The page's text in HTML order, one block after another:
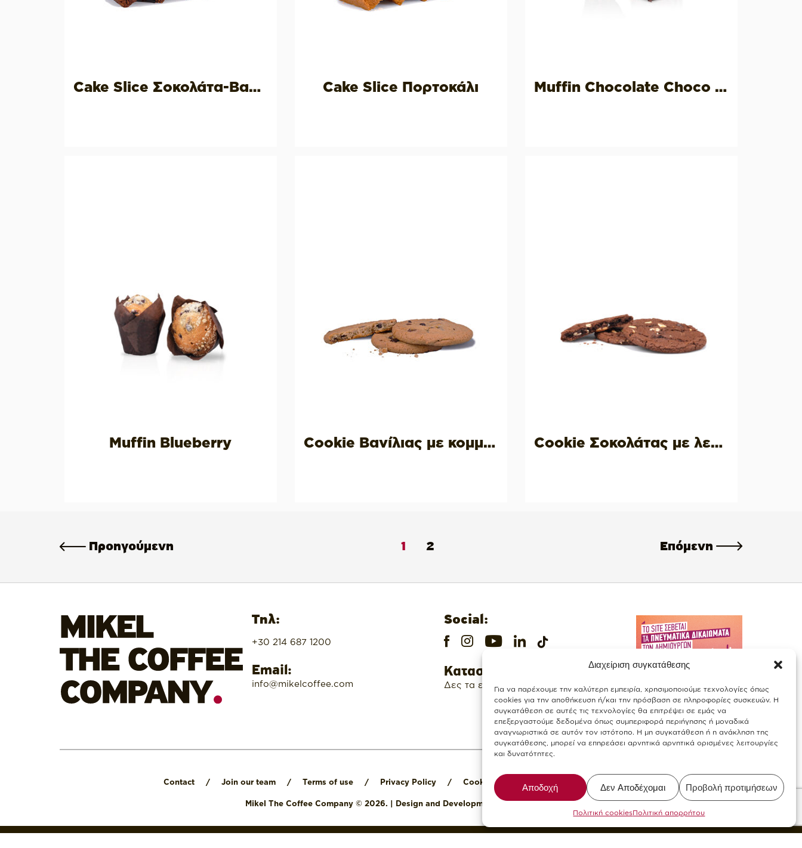
Διαχείριση συγκατάθεσης
Για να παρέχουμε την καλύτερη εμπειρία, χρησιμοποιούμε τεχνολογίες όπως
cookies για την αποθήκευση ή/και την πρόσβαση σε πληροφορίες συσκευών. Η
συγκατάθεση σε αυτές τις τεχνολογίες θα επιτρέψει σε εμάς να
επεξεργαστούμε δεδομένα όπως συμπεριφορά περιήγησης ή μοναδικά
αναγνωριστικά σε αυτόν τον ιστότοπο. Η μη συγκατάθεση ή η ανάκληση της
συγκατάθεσης, μπορεί να επηρεάσει αρνητικά αρνητικά ορισμένες λειτουργίες
και δυνατότητες.
Αποδοχή Δεν Αποδέχομαι Προβολή προτιμήσεων
Πολιτική cookiesΠολιτική απορρήτου
Cake Slice Σοκολάτα-Βανίλια Cake Slice Πορτοκάλι Muffin Chocolate Choco Chips
Muffin Blueberry Cookie Βανίλιας με κομμάτια σοκολάτας Cookie Σοκολάτας με λευκά κομμάτια σοκολάτας
Προηγούμενη 1 2 Επόμενη
Τηλ:
+30 214 687 1200
Email:
info@mikelcoffee.com
Social:
Καταστήματα
Δες τα εδώ
Contact / Join our team / Terms of use / Privacy Policy / Cookies Policy Allergens-Food Safety
Mikel The Coffee Company © 2026. Design and Development byDigitalWise